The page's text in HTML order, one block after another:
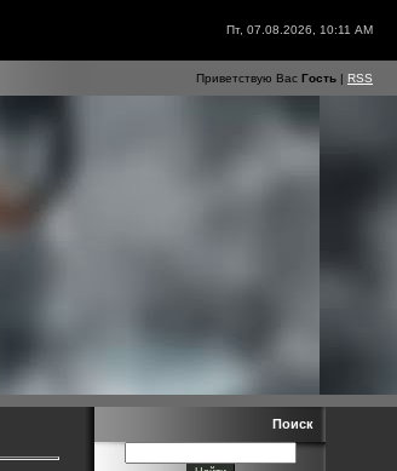
Пт, 07.08.2026, 10:11 AM
Приветствую Вас Гость | RSS
Поиск